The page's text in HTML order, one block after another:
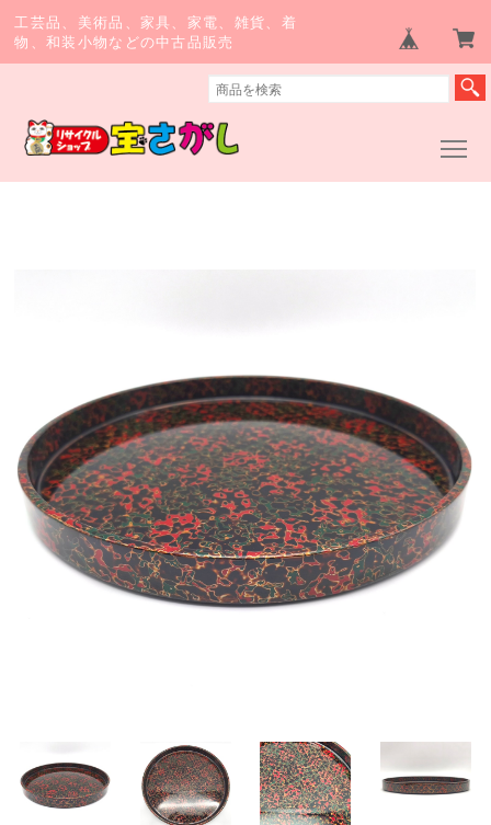
工芸品、美術品、家具、家電、雑貨、着
物、和装小物などの中古品販売